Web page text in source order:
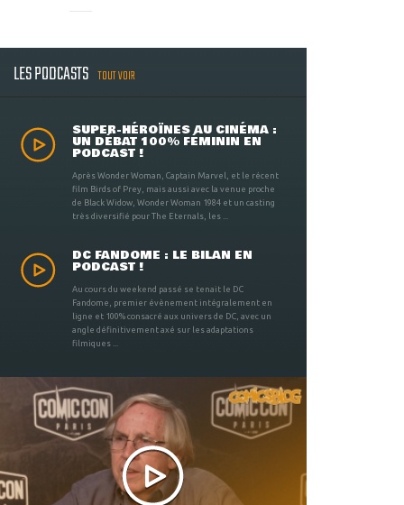
LES PODCASTS TOUT VOIR
SUPER-HÉROÏNES AU CINÉMA :
UN DÉBAT 100% FÉMININ EN
PODCAST !
Après Wonder Woman, Captain Marvel, et le récent
film Birds of Prey, mais aussi avec la venue proche
de Black Widow, Wonder Woman 1984 et un casting
très diversifié pour The Eternals, les ...
DC FANDOME : LE BILAN EN
PODCAST !
Au cours du weekend passé se tenait le DC
Fandome, premier évènement intégralement en
ligne et 100% consacré aux univers de DC, avec un
angle définitivement axé sur les adaptations
filmiques ...